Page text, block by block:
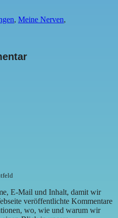
, Meine Nerven,
E-Mail und Inhalt, damit wir
veröffentlichte Kommentare
wo, wie und warum wir